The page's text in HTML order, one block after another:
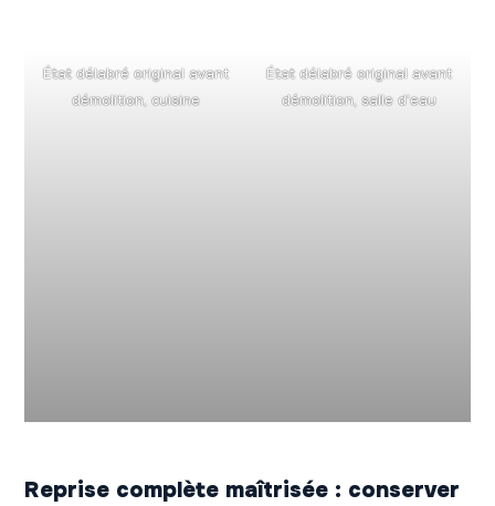
État délabré original avant
démolition, cuisine
État délabré original avant
démolition, salle d’eau
Reprise complète maîtrisée : conserver